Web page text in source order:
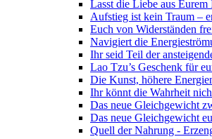
Lasst die Liebe aus
Aufstieg ist kein Traum –
Euch von Widerständen
Navigiert die
Ihr seid Teil der
Lao Tzu’s Geschenk für
Die Kunst, höhere
Ihr könnt die Wahrheit
Das neue Gleichgewicht
Das neue Gleichgewicht
Quell der Nahrung -